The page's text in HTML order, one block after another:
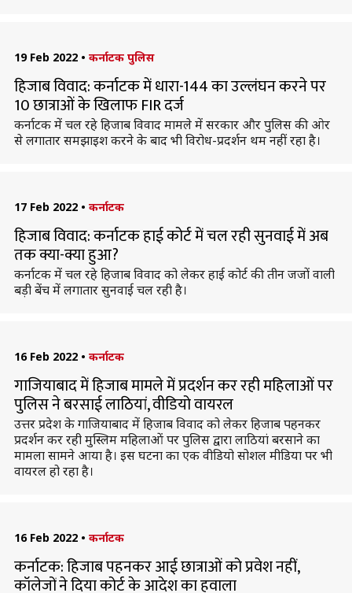
19 Feb 2022 • कर्नाटक पुलिस
हिजाब विवाद: कर्नाटक में धारा-144 का उल्लंघन करने पर
10 छात्राओं के खिलाफ FIR दर्ज
कर्नाटक में चल रहे हिजाब विवाद मामले में सरकार और पुलिस की ओर
से लगातार समझाइश करने के बाद भी विरोध-प्रदर्शन थम नहीं रहा है।
17 Feb 2022 • कर्नाटक
हिजाब विवाद: कर्नाटक हाई कोर्ट में चल रही सुनवाई में अब
तक क्या-क्या हुआ?
कर्नाटक में चल रहे हिजाब विवाद को लेकर हाई कोर्ट की तीन जजों वाली
बड़ी बेंच में लगातार सुनवाई चल रही है।
16 Feb 2022 • कर्नाटक
गाजियाबाद में हिजाब मामले में प्रदर्शन कर रही महिलाओं पर
पुलिस ने बरसाई लाठियां, वीडियो वायरल
उत्तर प्रदेश के गाजियाबाद में हिजाब विवाद को लेकर हिजाब पहनकर
प्रदर्शन कर रही मुस्लिम महिलाओं पर पुलिस द्वारा लाठियां बरसाने का
मामला सामने आया है। इस घटना का एक वीडियो सोशल मीडिया पर भी
वायरल हो रहा है।
16 Feb 2022 • कर्नाटक
कर्नाटक: हिजाब पहनकर आई छात्राओं को प्रवेश नहीं,
कॉलेजों ने दिया कोर्ट के आदेश का हवाला